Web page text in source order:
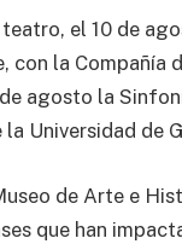
el 10 de
con la
agosto la
Universidad de
de Arte e
que han